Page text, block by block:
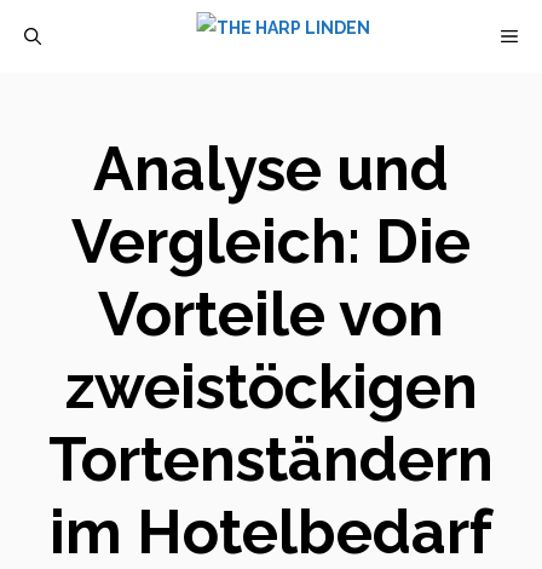
Analyse und
Vergleich: Die
Vorteile von
zweistöckigen
Tortenständern
im Hotelbedarf